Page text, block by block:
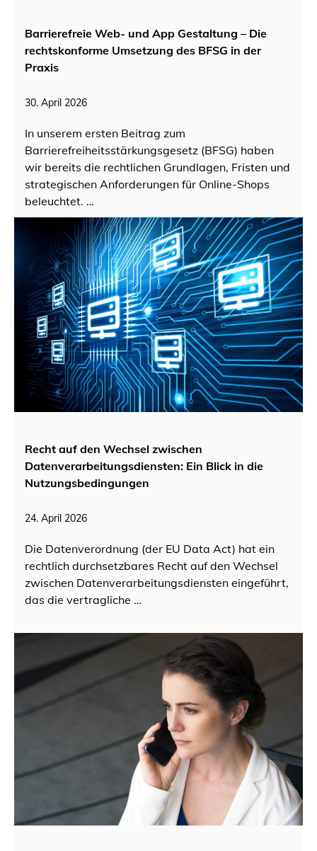
Barrierefreie Web- und App Gestaltung – Die
rechtskonforme Umsetzung des BFSG in der
Praxis
30. April 2026
In unserem ersten Beitrag zum
Barrierefreiheitsstärkungsgesetz (BFSG) haben
wir bereits die rechtlichen Grundlagen, Fristen und
strategischen Anforderungen für Online-Shops
beleuchtet. …
Recht auf den Wechsel zwischen
Datenverarbeitungsdiensten: Ein Blick in die
Nutzungsbedingungen​
24. April 2026
Die Datenverordnung (der EU Data Act) hat ein
rechtlich durchsetzbares Recht auf den Wechsel
zwischen Datenverarbeitungsdiensten eingeführt,
das die vertragliche …